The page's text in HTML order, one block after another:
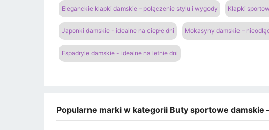
Eleganckie klapki damskie – połączenie stylu i wygody Klapki
Japonki damskie - idealne na ciepłe dni Mokasyny damskie –
Espadryle damskie - idealne na letnie dni
Popularne marki w kategorii Buty sportowe damskie